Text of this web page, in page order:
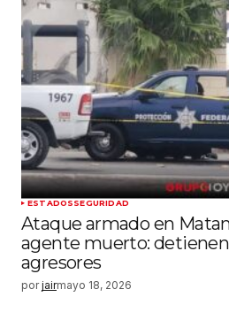
Enviar comentario
ESTADOSSEGURIDAD
Ataque armado en
agente muerto:
agresores
por jairmayo 18, 2026